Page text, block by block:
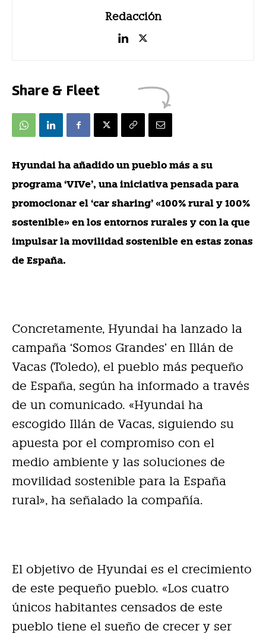
Redacción
Share & Fleet
Hyundai ha añadido un pueblo más a su
programa ‘VIVe’, una iniciativa pensada para
promocionar el ‘car sharing’ «100% rural y 100%
sostenible» en los entornos rurales y con la que
impulsar la movilidad sostenible en estas zonas
de España.
Concretamente, Hyundai ha lanzado la
campaña ‘Somos Grandes’ en Illán de
Vacas (Toledo), el pueblo más pequeño
de España, según ha informado a través
de un comunicado. «Hyundai ha
escogido Illán de Vacas, siguiendo su
apuesta por el compromiso con el
medio ambiente y las soluciones de
movilidad sostenible para la España
rural», ha señalado la compañía.
El objetivo de Hyundai es el crecimiento
de este pequeño pueblo. «Los cuatro
únicos habitantes censados de este
pueblo tiene el sueño de crecer y ser